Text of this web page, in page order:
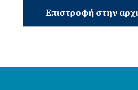
Επιστροφή στην